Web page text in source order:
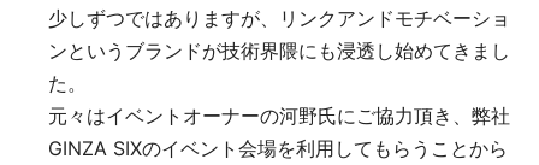
少しずつではありますが、リンクアンドモチベーショ
ンというブランドが技術界隈にも浸透し始めてきまし
た。
元々はイベントオーナーの河野氏にご協力頂き、弊社
GINZA SIXのイベント会場を利用してもらうことから